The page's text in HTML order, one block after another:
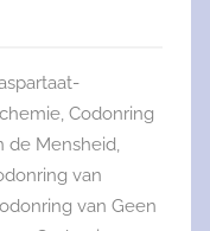
, Codonring
de Mensheid,
van
van Geen